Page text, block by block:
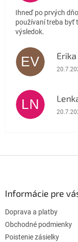
Ihneď po prvých
používaní treba byť
výsledok.
EV
LN
Informácie pre
Doprava a platby
Obchodné podmienky
Poistenie zásielky